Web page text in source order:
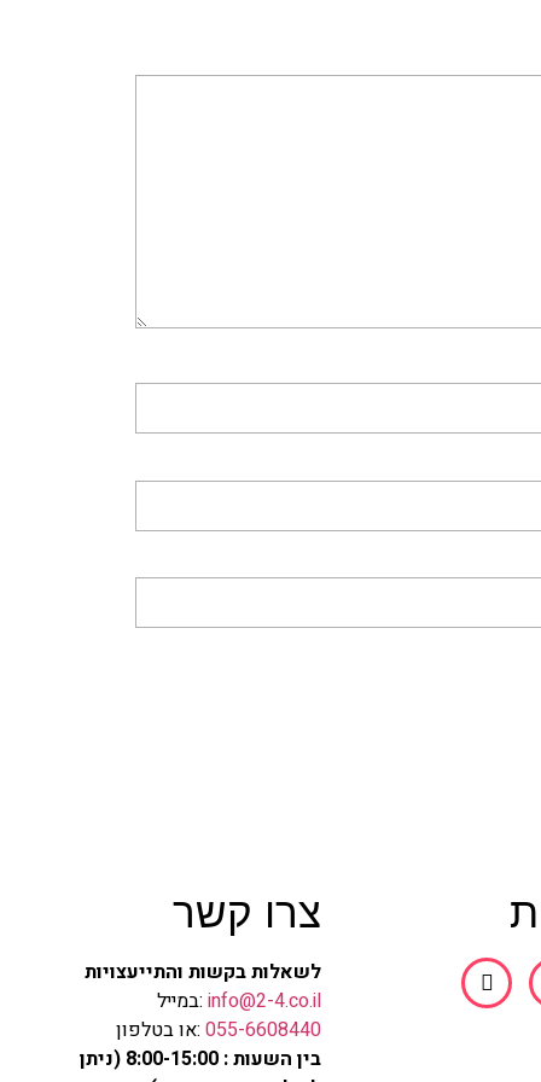
צרו קשר
לשאלות בקשות והתייעצויות
info@2-4.co.il:במייל
055-6608440:או בטלפון
בין השעות : 8:00-15:00 (ניתן